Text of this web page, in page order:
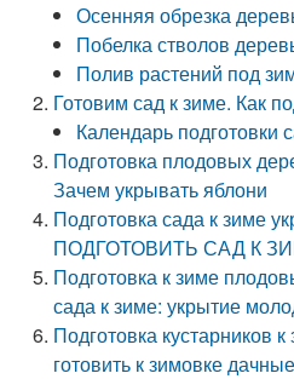
Осенняя обрезка
Побелка стволов
Полив растений под
Готовим сад к зиме. Как
Календарь подготовки
Подготовка плодовых
Зачем укрывать яблони
Подготовка сада к зиме
ПОДГОТОВИТЬ САД К
Подготовка к зиме
сада к зиме: укрытие
Подготовка кустарников
готовить к зимовке